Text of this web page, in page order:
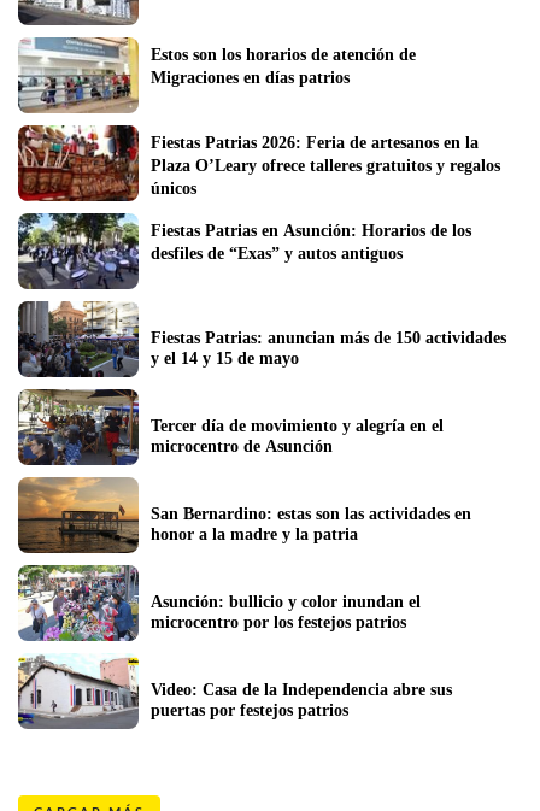
Estos son los horarios de atención de
Migraciones en días patrios
Fiestas Patrias 2026: Feria de artesanos en la
Plaza O’Leary ofrece talleres gratuitos y regalos
Fiestas Patrias en Asunción: Horarios de los
desfiles de “Exas” y autos antiguos
Fiestas Patrias: anuncian más de 150 actividades
y el 14 y 15 de mayo
Tercer día de movimiento y alegría en el
microcentro de Asunción
San Bernardino: estas son las actividades en
honor a la madre y la patria
Asunción: bullicio y color inundan el
microcentro por los festejos patrios
Video: Casa de la Independencia abre sus
puertas por festejos patrios